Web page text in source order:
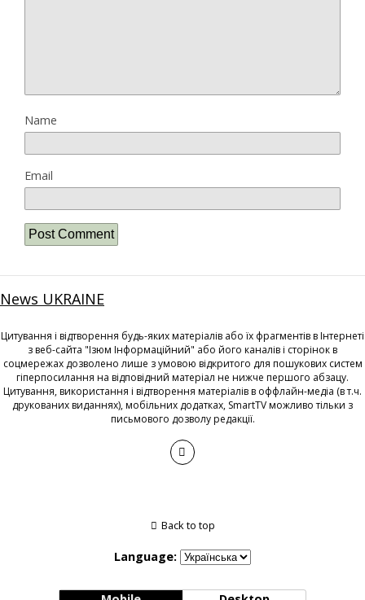
Name
Email
News UKRAINE
Цитування і відтворення будь-яких матеріалів або їх фрагментів в Інтернеті
з веб-сайта "Ізюм Інформаційний" або його каналів і сторінок в
соцмережах дозволено лише з умовою відкритого для пошукових систем
гіперпосилання на відповідний матеріал не нижче першого абзацу.
Цитування, використання і відтворення матеріалів в оффлайн-медіа (в т.ч.
друкованих виданнях), мобільних додатках, SmartTV можливо тільки з
письмового дозволу редакції.
Back to top
Language: